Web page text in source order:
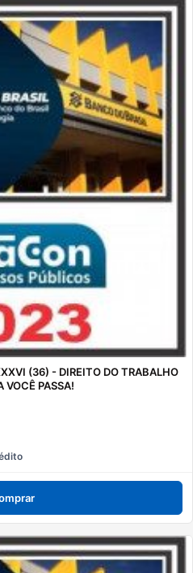
(36) - DIREITO DO TRABALHO
VOCÊ PASSA!